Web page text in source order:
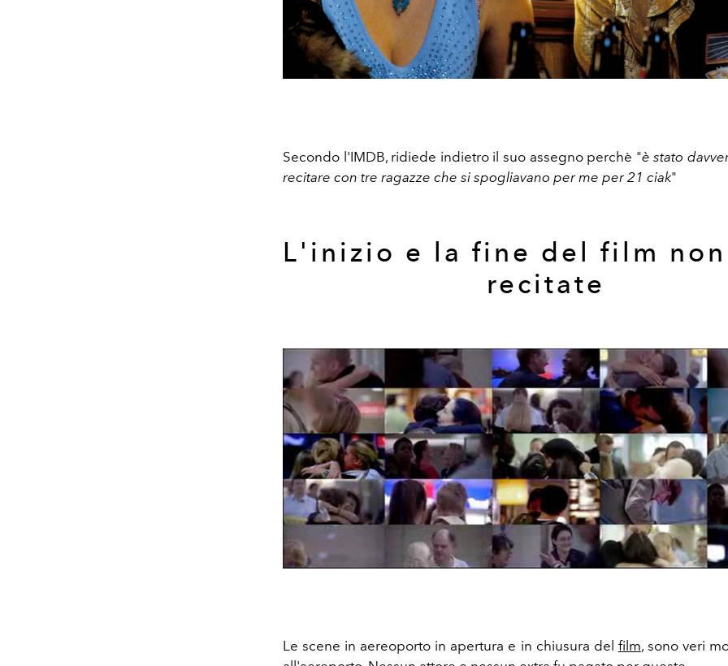
Secondo l'IMDB, ridiede indietro il suo assegno perchè "è stato
recitare con tre ragazze che si spogliavano per me per 21 ciak"
L'inizio e la fine del film
recitate
Le scene in aereoporto in apertura e in chiusura del film, sono veri